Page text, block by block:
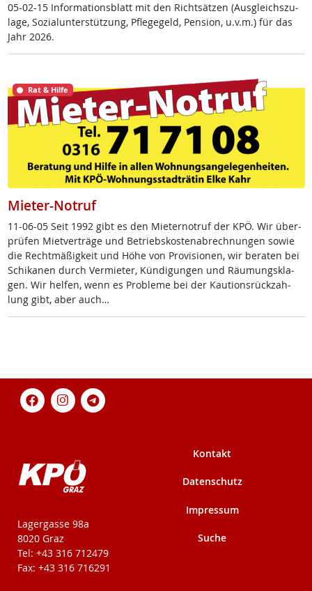
05-02-15 In­for­ma­ti­ons­blatt mit den Richt­sät­zen (Aus­g­leichs­zu­
la­ge, So­zial­un­ter­stüt­zung, Pf­le­ge­geld, Pen­si­on, u.v.m.) für das
Jahr 2026.
Rat & Hilfe
Mieter-Notruf
11-06-05 Seit 1992 gibt es den Mie­ter­no­t­ruf der KPÖ. Wir über­
prü­fen Miet­ver­trä­ge und Be­triebs­kos­ten­ab­rech­nun­gen so­wie
die Recht­mä­ß­ig­keit und Höhe von Pro­vi­sio­nen, wir be­ra­ten bei
Schi­ka­nen durch Ver­mie­ter, Kün­di­gun­gen und Räu­mungs­kla­
gen. Wir hel­fen, wenn es Pro­b­le­me bei der Kau­ti­ons­rück­zah­
lung gibt, aber auch…
KPÖ-Steiermark
Lagergasse 98a
8020 Graz
Tel: +43 316 712479
Fax: +43 316 716291
Kontakt
Datenschutz
Impressum
Suche